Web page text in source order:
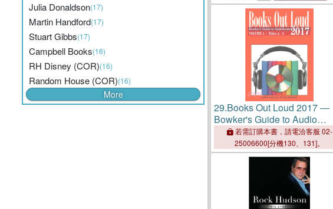
Julia Donaldson(17)
Martin Handford(17)
Stuart Gibbs(17)
Campbell Books(16)
RH Disney (COR)(16)
Random House (COR)(16)
More
29.Books Out Loud 2017 ―
Bowker's Guide to Audio
Books若需訂購本書，請電洽客服 02-
25006600[分機130、131]。